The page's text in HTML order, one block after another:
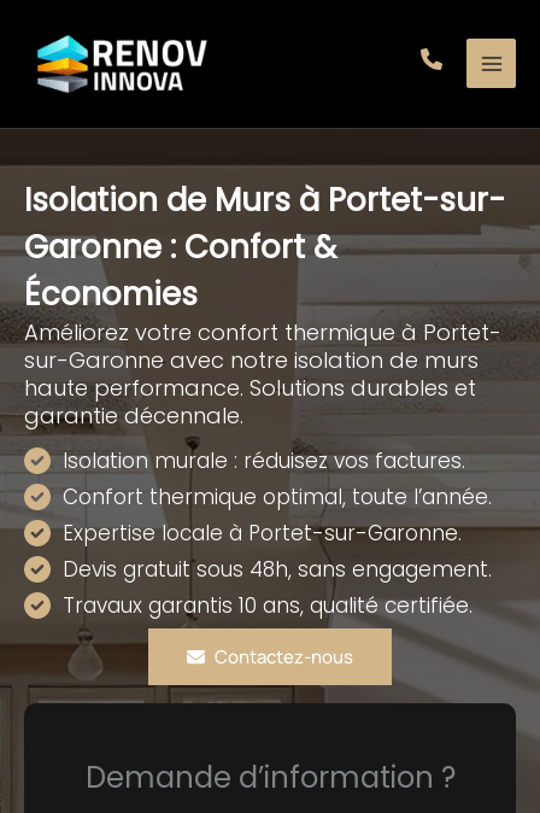
contenu
Isolation de Murs à Portet-sur-
Garonne : Confort &
Économies
Améliorez votre confort thermique à Portet-
sur-Garonne avec notre isolation de murs
haute performance. Solutions durables et
garantie décennale.
Isolation murale : réduisez vos factures.
Confort thermique optimal, toute l’année.
Expertise locale à Portet-sur-Garonne.
Devis gratuit sous 48h, sans engagement.
Travaux garantis 10 ans, qualité certifiée.
Contactez-nous
Demande d’information ?